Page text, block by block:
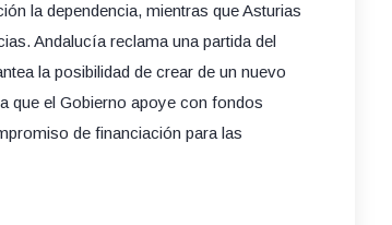
la dependencia, mientras que Asturias
Andalucía reclama una partida del
la posibilidad de crear de un nuevo
que el Gobierno apoye con fondos
de financiación para las